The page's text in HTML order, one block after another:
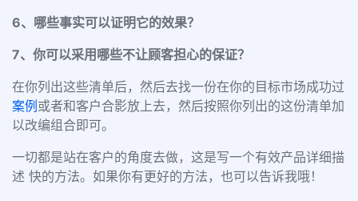
6、哪些事实可以证明它的效果？
7、你可以采用哪些不让顾客担心的保证？
在你列出这些清单后，然后去找一份在你的目标市场成功过
案例或者和客户合影放上去，然后按照你列出的这份清单加
以改编组合即可。
一切都是站在客户的角度去做，这是写一个有效产品详细描
述 快的方法。如果你有更好的方法，也可以告诉我哦！